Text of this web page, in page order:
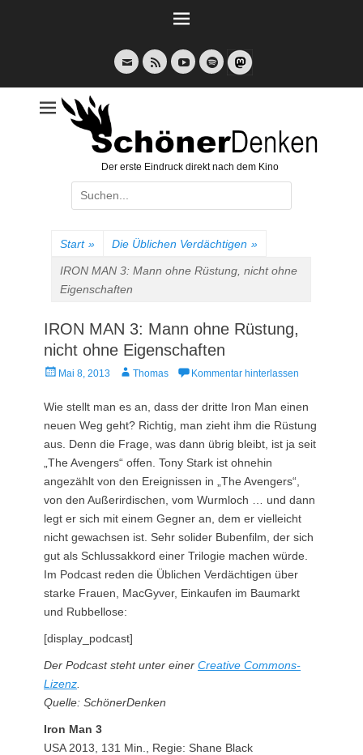
E-
Mail
Feed YouTubeSpotify
Der erste Eindruck direkt nach dem Kino
Suche
nach:
Start » Die Üblichen Verdächtigen »
IRON MAN 3: Mann ohne Rüstung, nicht ohne
Eigenschaften
IRON MAN 3: Mann ohne Rüstung,
nicht ohne Eigenschaften
Veröffentlicht
Mai 8, 2013 AutorThomas Kommentar hinterlassen
Wie stellt man es an, dass der dritte Iron Man einen
neuen Weg geht? Richtig, man zieht ihm die Rüstung
aus. Denn die Frage, was dann übrig bleibt, ist ja seit
„The Avengers“ offen. Tony Stark ist ohnehin
angezählt von den Ereignissen in „The Avengers“,
von den Außerirdischen, vom Wurmloch … und dann
legt er sich mit einem Gegner an, dem er vielleicht
nicht gewachsen ist. Sehr solider Bubenfilm, der sich
gut als Schlussakkord einer Trilogie machen würde.
Im Podcast reden die Üblichen Verdächtigen über
starke Frauen, MacGyver, Einkaufen im Baumarkt
und Rubbellose:
[display_podcast]
Der Podcast steht unter einer Creative Commons-
Lizenz
Quelle: SchönerDenken
Iron Man 3
USA 2013, 131 Min., Regie: Shane Black